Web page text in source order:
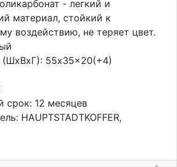
- легкий и
материал, стойкий к
воздействию, не теряет цвет.
55x35x20(+4)
срок: 12 месяцев
HAUPTSTADTKOFFER,